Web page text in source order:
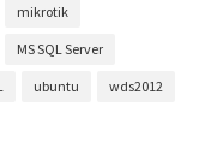
mikrotik
MS SQL Server
ubuntu wds2012